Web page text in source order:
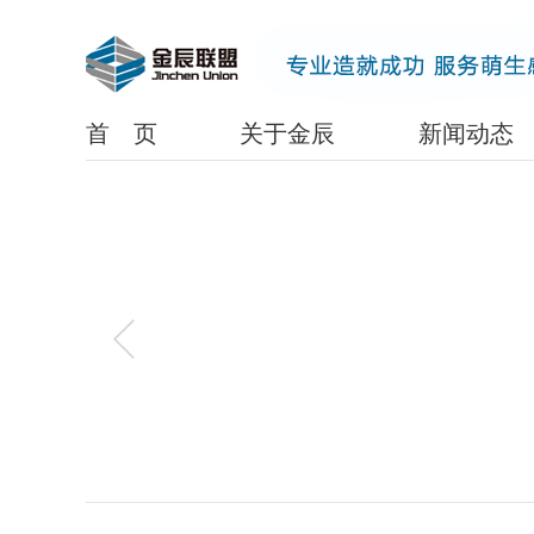
首 页 关于金辰 新闻动态